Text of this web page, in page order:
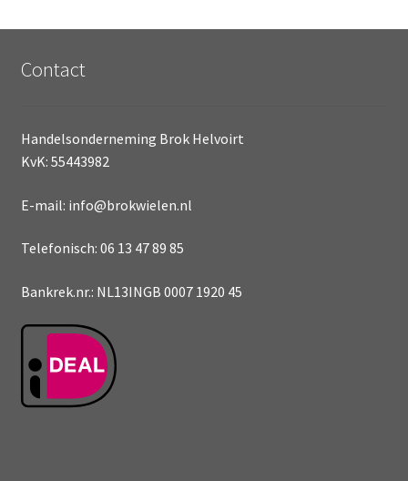
Contact
Handelsonderneming Brok Helvoirt
KvK: 55443982
E-mail: info@brokwielen.nl
Telefonisch: 06 13 47 89 85
Bankrek.nr.: NL13INGB 0007 1920 45